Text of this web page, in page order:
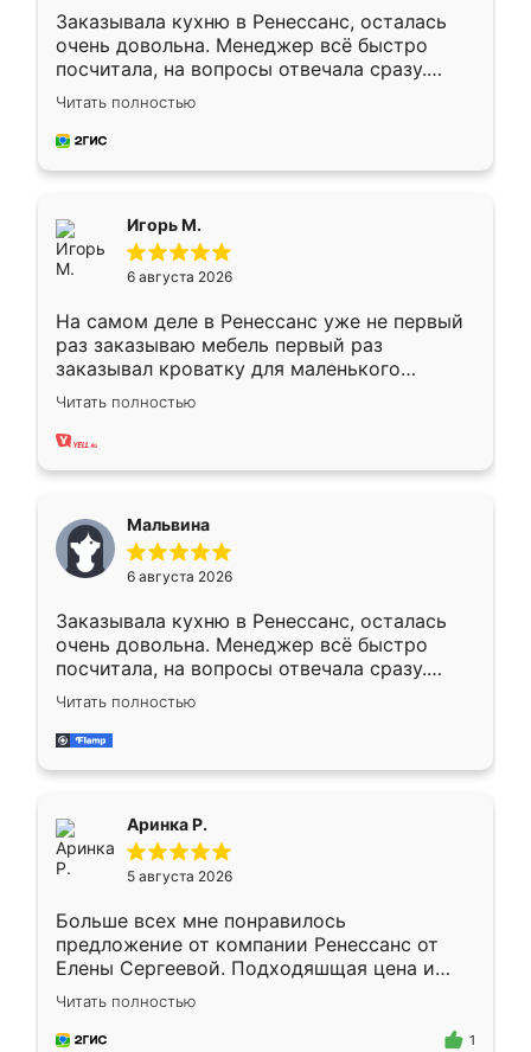
Заказывала кухню в Ренессанс, осталась
очень довольна. Менеджер всё быстро
посчитала, на вопросы отвечала сразу.
Замерщик приехал в субботу, подошёл к
делу со всей ответственностью. Собрали
за день, ребята работали аккуратно, даже
Читать полностью
Игорь М.
6 августа 2026
На самом деле в Ренессанс уже не первый
раз заказываю мебель первый раз
заказывал кроватку для маленького
ребёнка при его рождении ,во второй раз
заказал шкаф-купе. По качеству очень
хорошее сборка достаточно быстрая,
меньше, здесь же он более разнообразный.
Мне нравится ,если что-то потребуется из
мебели буду заказывать только здесь.
Читать полностью
Мальвина
6 августа 2026
Заказывала кухню в Ренессанс, осталась
очень довольна. Менеджер всё быстро
посчитала, на вопросы отвечала сразу.
Замерщик приехал в субботу, подошёл к
делу со всей ответственностью. Собрали
за день, ребята работали аккуратно, даже
Читать полностью
Аринка Р.
5 августа 2026
Больше всех мне понравилось
предложение от компании Ренессанс от
Елены Сергеевой. Подходяшщая цена и
короткие сроки изготовления. Приехавший
для замера сотрудник Владислав
предложил по моему эскизу самый
Читать полностью
1